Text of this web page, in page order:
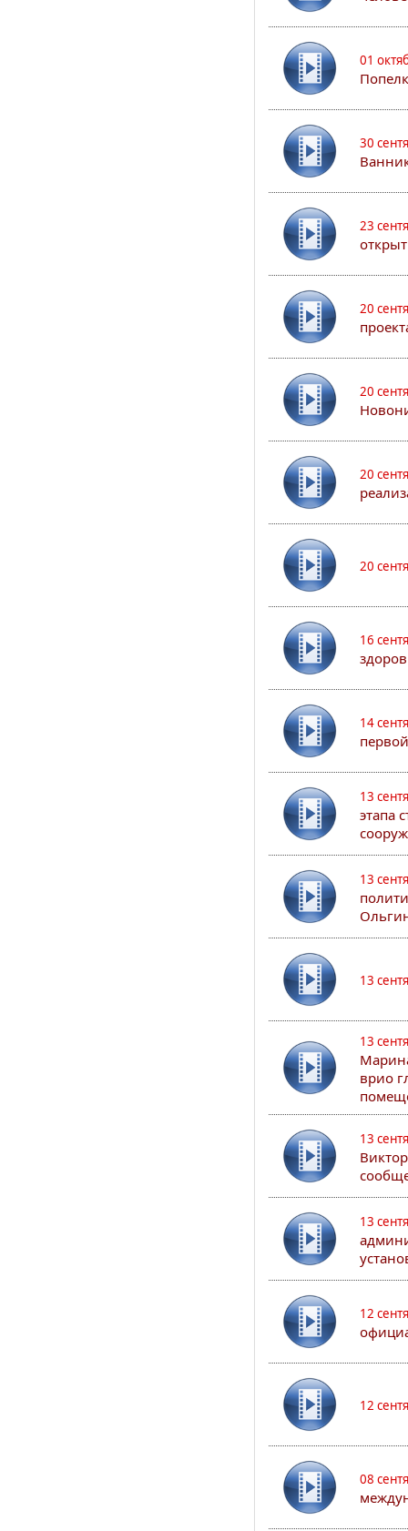
01
30
23
20
20
20
20
16
14
13
этапа
13
13
13
врио
13
13
12
12
08